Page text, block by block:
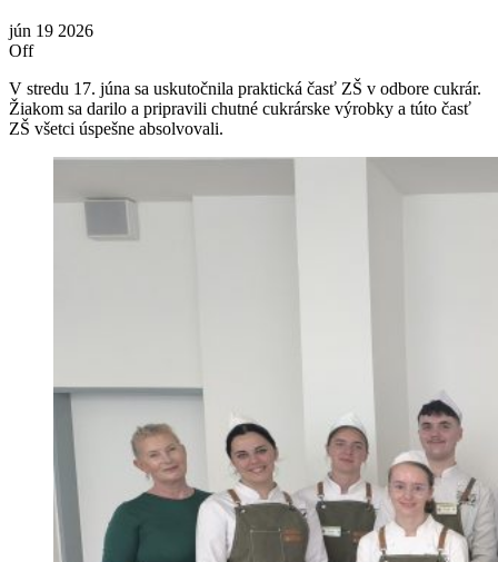
jún 19 2026
Off
V stredu 17. júna sa uskutočnila praktická časť ZŠ v odbore cukrár.
Žiakom sa darilo a pripravili chutné cukrárske výrobky a túto časť
ZŠ všetci úspešne absolvovali.